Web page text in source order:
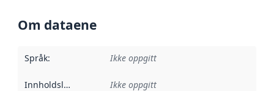
Om dataene
Språk: Ikke oppgitt
Innholdsleverandører :
Ikke oppgitt